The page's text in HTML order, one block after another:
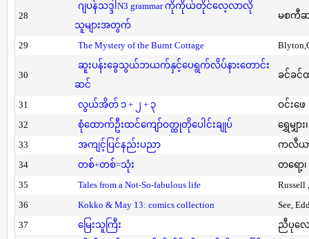
28
ဂျပန်သဒ္ဒါN3 grammar ကိုကိုယ်တိုင်လေ့လာလို
သူများအတွက်
မစကီ
29 The Mystery of the Burnt Cottage
30
ဆူးပန်းခွေသွယ်ဘယက်နှင့်ပေရွက်လိပ်နားတောင်း
ဆင်
ခင်ခင်
31 လွယ်အိတ် ၁ + ၂ + ၃
ဝင်းဖေ
32
စုံထောက်ဦးထင်ကျော်ဝတ္ထုတိုပေါင်းချုပ်
ရွှေမျှား
33
အကျင့်ပြင်နည်းပညာ
ကလီယာ
34
တစ်+တစ်=သုံး
တရော့၊
35
Tales from a Not-So-fabulous life
Russell
36
Kokko & May 13: comics collection
See,
37
မြေးသူကြီး ညီပုလေ